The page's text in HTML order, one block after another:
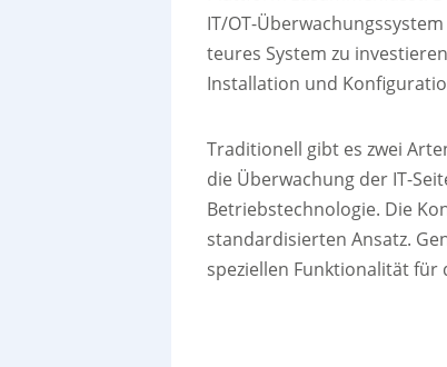
IT/OT-
teures System zu
Installation und
Traditionell gibt es zwei
die Überwachung der IT-
Betriebstechnologie. Die
standardisierten Ansatz.
speziellen Funktionalität für